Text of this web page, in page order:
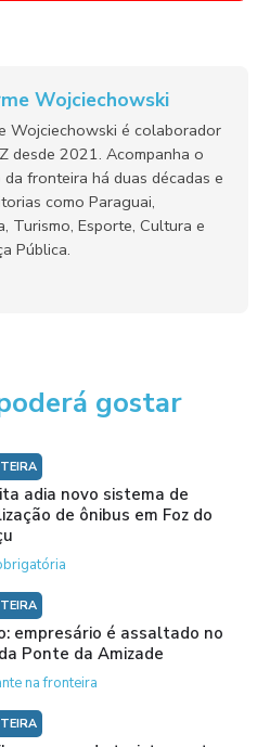
Wojciechowski
Wojciechowski é colaborador
desde 2021. Acompanha o
fronteira há duas décadas e
como Paraguai,
Turismo, Esporte, Cultura e
Pública.
gostar
adia novo sistema de
de ônibus em Foz do
empresário é assaltado no
Ponte da Amizade
na fronteira